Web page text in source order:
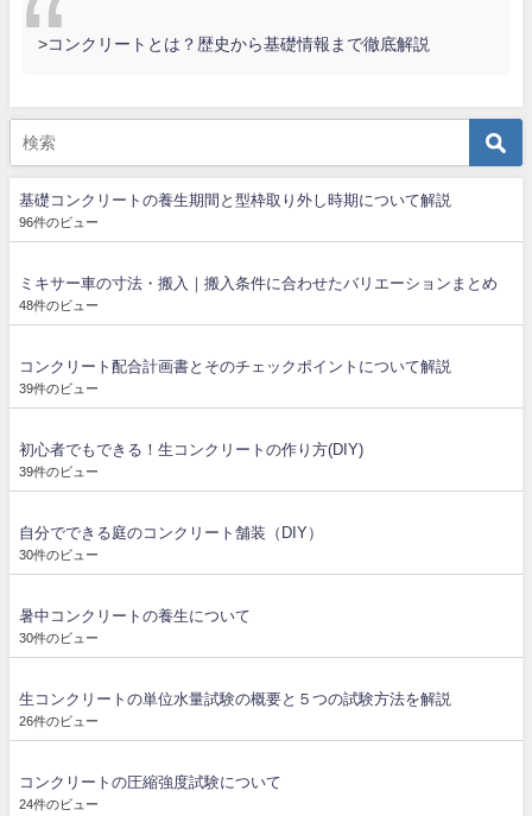
>コンクリートとは？歴史から基礎情報まで徹底解説
基礎コンクリートの養生期間と型枠取り外し時期について解説
96件のビュー
ミキサー車の寸法・搬入｜搬入条件に合わせたバリエーションまとめ
48件のビュー
コンクリート配合計画書とそのチェックポイントについて解説
39件のビュー
初心者でもできる！生コンクリートの作り方(DIY)
39件のビュー
自分でできる庭のコンクリート舗装（DIY）
30件のビュー
暑中コンクリートの養生について
30件のビュー
生コンクリートの単位水量試験の概要と５つの試験方法を解説
26件のビュー
コンクリートの圧縮強度試験について
24件のビュー